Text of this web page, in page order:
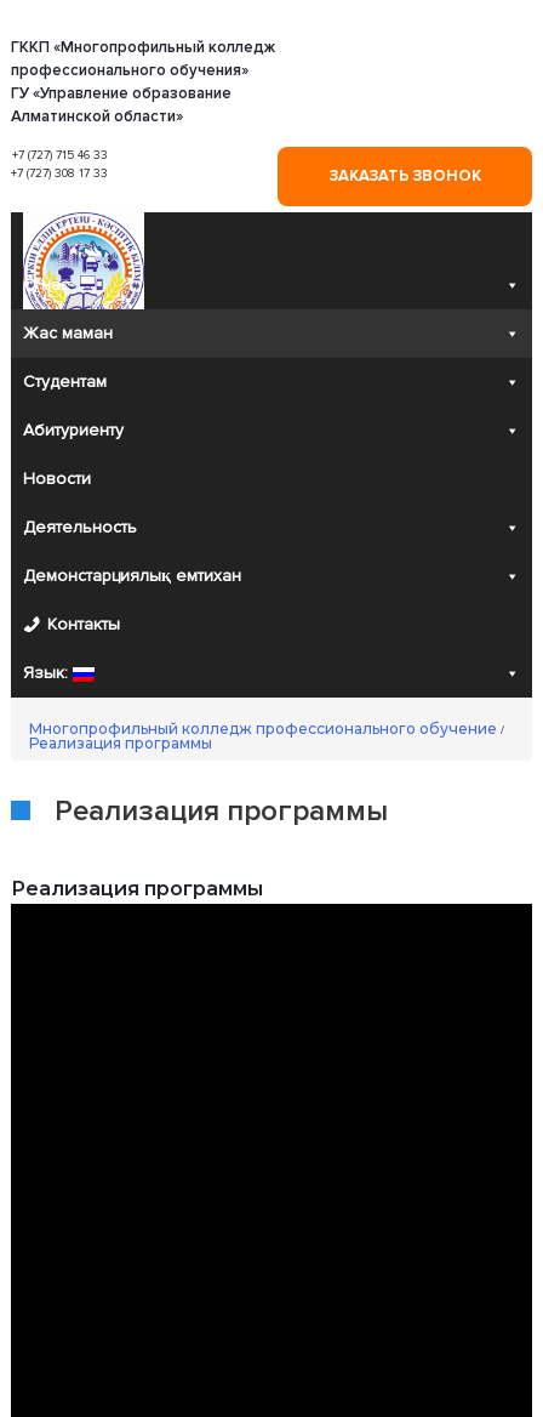
content
ГККП «Многопрофильный колледж
профессионального обучения»
ГУ «Управление образование
Алматинской области»
+7 (727) 715 46 33
+7 (727) 308 17 33
ЗАКАЗАТЬ ЗВОНОК
О нас
Жас маман
Студентам
Абитуриенту
Новости
Деятельность
Демонстарциялық емтихан
Контакты
Язык:
Многопрофильный колледж профессионального обучение /
Реализация программы
Реализация программы
Реализация программы